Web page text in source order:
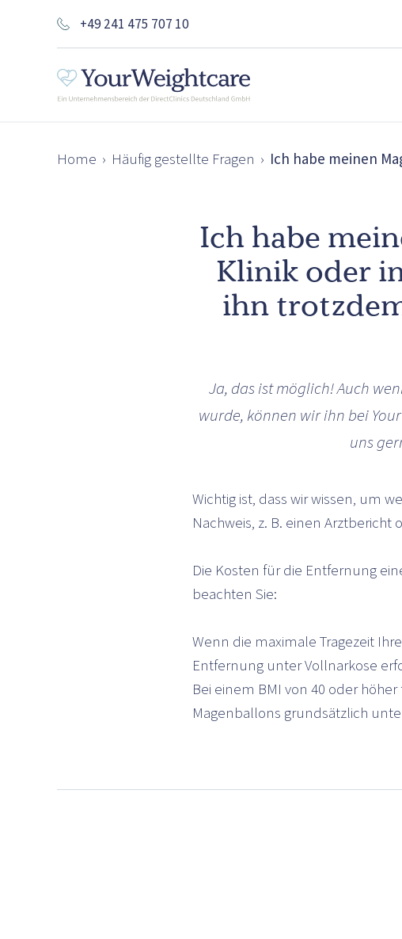
+49 241 475 707 10
Home › Häufig gestellte Fragen › Ich habe meinen
Ich habe
Klinik oder
ihn
Ja, das ist möglich! Auch
wurde, können wir ihn bei
uns
Wichtig ist, dass wir wissen, um
Nachweis, z. B. einen
Die Kosten für die Entfernung
beachten Sie:
Wenn die maximale Tragezeit
Entfernung unter Vollnarkose
Bei einem BMI von 40 oder
Magenballons grundsätzlich